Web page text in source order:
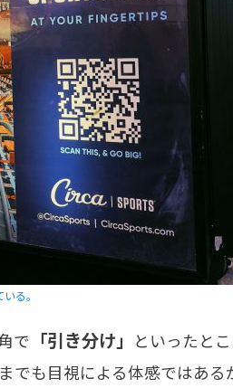
る。
で 「引き分け」
といったと
でも目視による体感ではある